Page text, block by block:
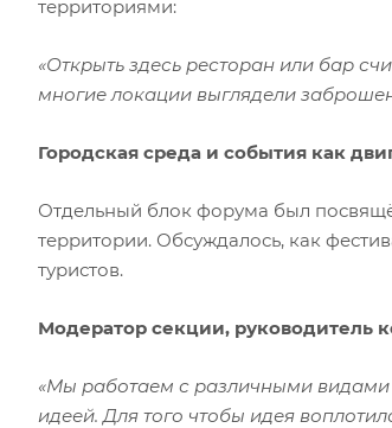
территориями:
«Открыть здесь ресторан или бар
многие локации выглядели
Городская среда и события как
Отдельный блок форума был
территории. Обсуждалось, как
туристов.
Модератор секции, руководитель
«Мы работаем с различными видами
идеей. Для того чтобы идея